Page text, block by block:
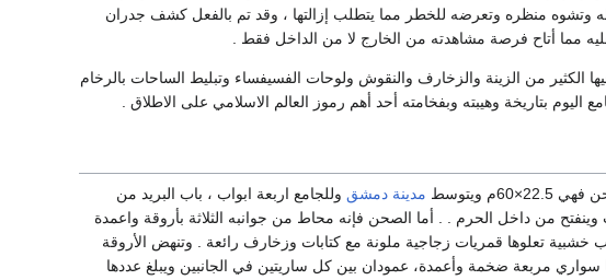
وتشوه منظره وتعرضه للخطر مما يتطلب إزالتها ، وقد تم بالفعل كشف جدران
عليه مما أتاح فرصة مشاهدته من الخارج لا من الداخل فقط .
من الزينة والزخارف والنقوش ولوحات الفسيفساء وتبليط الساحات بالرخام
بتاريخة وهيبته وبفخامته أحد أهم رموز العالم الاسلامي على الاطلاق .
مدينة دمشق وللجامع اربعة ابواب ، باب البريد من
من داخل الحرم . . أما الصحن فإنه محاط من جوانبه الثلاثة بأروقة واعمدة
بأبواب خشبية تعلوها قمريات زجاجية ملونة مع كتابات وزخارف رائعة . وتنهض الأروقة
مربعة ضخمة وأعمدة، عمودان بين كل ساريتين في الجانبين ويبلغ عددها